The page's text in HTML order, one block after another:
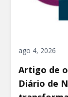
ago 4, 2026
Artigo de
Diário de